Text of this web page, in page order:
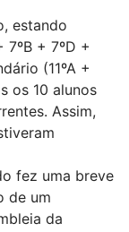
estando
+ 7ºD +
(11ºA +
os 10 alunos
Assim,
fez uma breve
de um
da